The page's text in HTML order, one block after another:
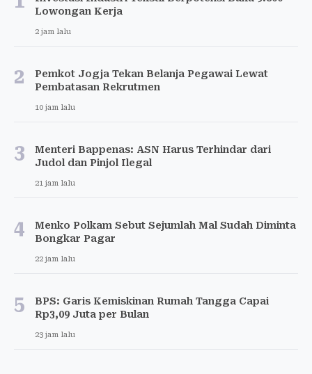
Lowongan Kerja
2 jam lalu
2
Pemkot Jogja Tekan Belanja Pegawai Lewat
Pembatasan Rekrutmen
10 jam lalu
3
Menteri Bappenas: ASN Harus Terhindar dari
Judol dan Pinjol Ilegal
21 jam lalu
4
Menko Polkam Sebut Sejumlah Mal Sudah Diminta
Bongkar Pagar
22 jam lalu
5
BPS: Garis Kemiskinan Rumah Tangga Capai
Rp3,09 Juta per Bulan
23 jam lalu